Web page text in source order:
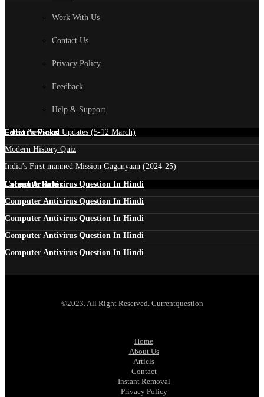
Work With Us
Contact Us
Privacy Policy
Feedback
Help & Support
Edtior's Picks
Latest News and Updates (5-12 March)
Modern History Quiz
India’s First manned Mission Gaganyaan (2024-25)
Latest Articles
Computer Antivirus Question In Hindi
Computer Antivirus Question In Hindi
Computer Antivirus Question In Hindi
Computer Antivirus Question In Hindi
Computer Antivirus Question In Hindi
©2023. All Right Reserved. Currentquestion
Home
About Us
Articls
Contact
Instant Removal
Privacy Policy